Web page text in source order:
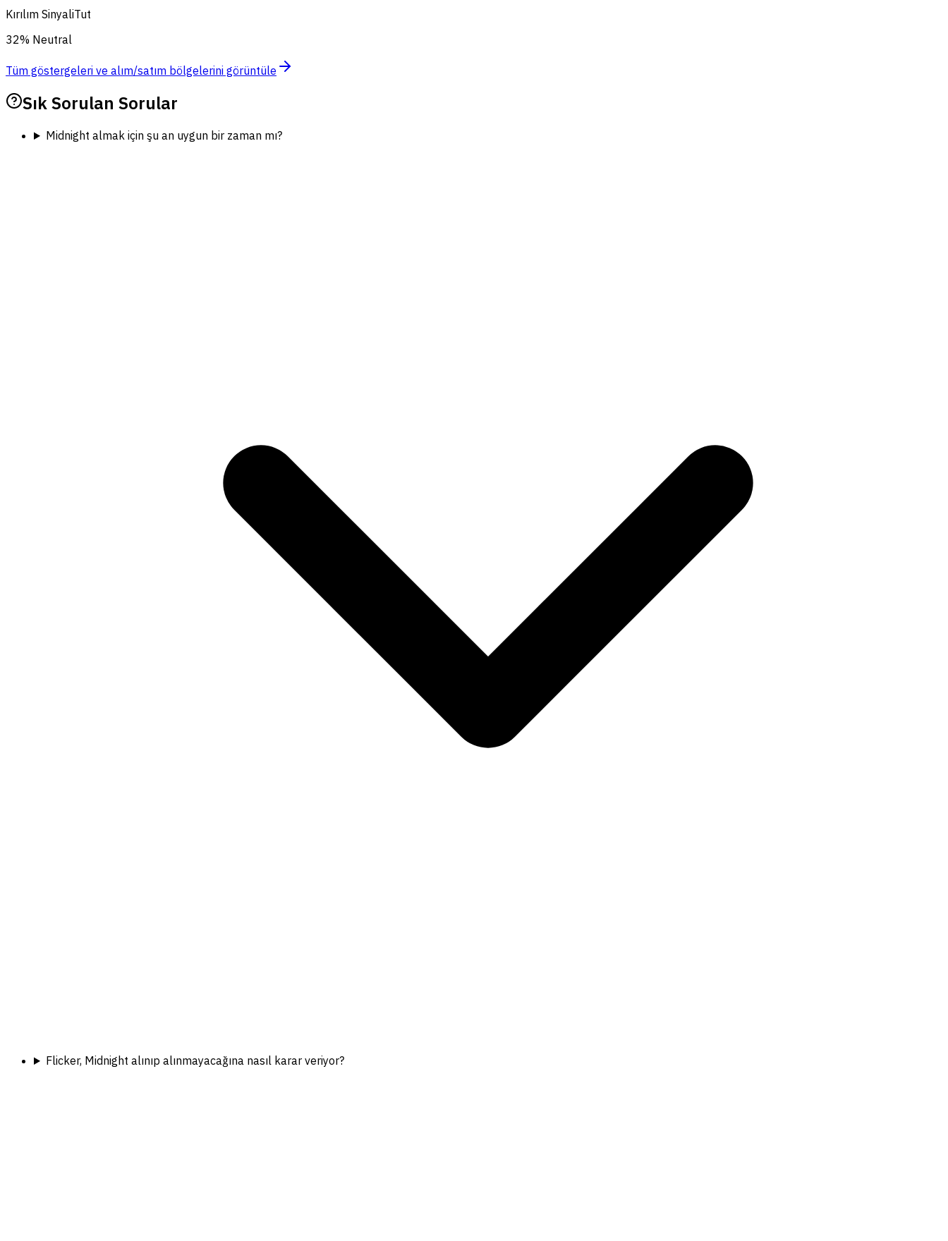
Kırılım SinyaliTut
32% Neutral
Tüm göstergeleri ve alım/satım bölgelerini görüntüle
Sık Sorulan Sorular
Midnight almak için şu an uygun bir zaman mı?
Flicker, Midnight alınıp alınmayacağına nasıl karar veriyor?